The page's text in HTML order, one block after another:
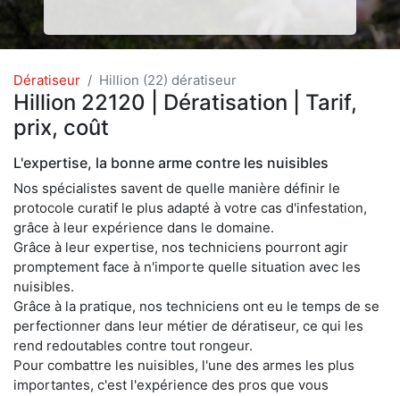
Dératiseur Hillion (22) dératiseur
Hillion 22120 | Dératisation | Tarif,
prix, coût
L'expertise, la bonne arme contre les nuisibles
Nos spécialistes savent de quelle manière définir le
protocole curatif le plus adapté à votre cas d'infestation,
grâce à leur expérience dans le domaine.
Grâce à leur expertise, nos techniciens pourront agir
promptement face à n'importe quelle situation avec les
nuisibles.
Grâce à la pratique, nos techniciens ont eu le temps de se
perfectionner dans leur métier de dératiseur, ce qui les
rend redoutables contre tout rongeur.
Pour combattre les nuisibles, l'une des armes les plus
importantes, c'est l'expérience des pros que vous